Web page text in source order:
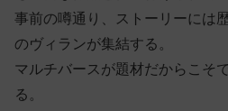
事前の噂通り、ストーリーには
のヴィランが集結する。
マルチバースが題材だからこそ
る。